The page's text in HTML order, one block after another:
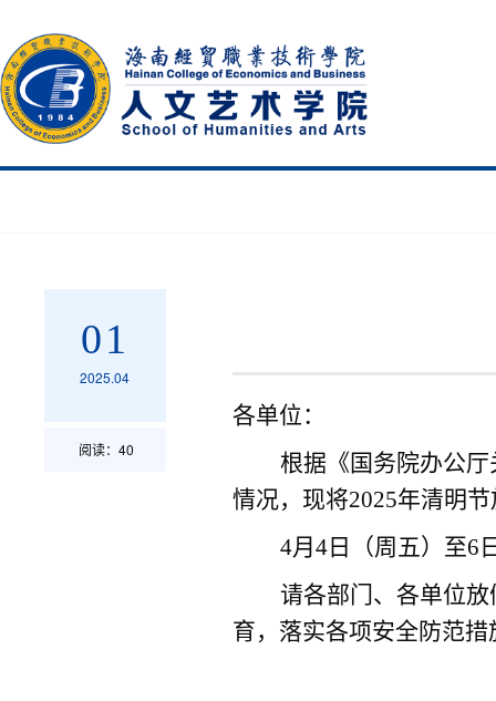
01
2025.04
阅读：40
各单位：
根据《国务院办公
情况，现将2025年清明
4月4日（周五）至6
请各部门、各单位
育，落实各项安全防范